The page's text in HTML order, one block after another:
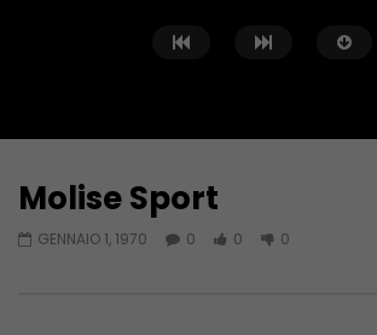
Molise Sport
GENNAIO 1, 1970 0 0 0